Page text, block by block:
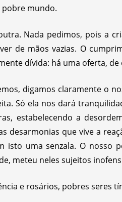
pobre mundo.
Nada pedimos, pois a
de mãos vazias. O
dívida: há uma oferta, de
digamos claramente o
Só ela nos dará
estabelecendo a
desarmonias que vive a
isto uma senzala. O nosso
meteu neles sujeitos
e rosários, pobres seres